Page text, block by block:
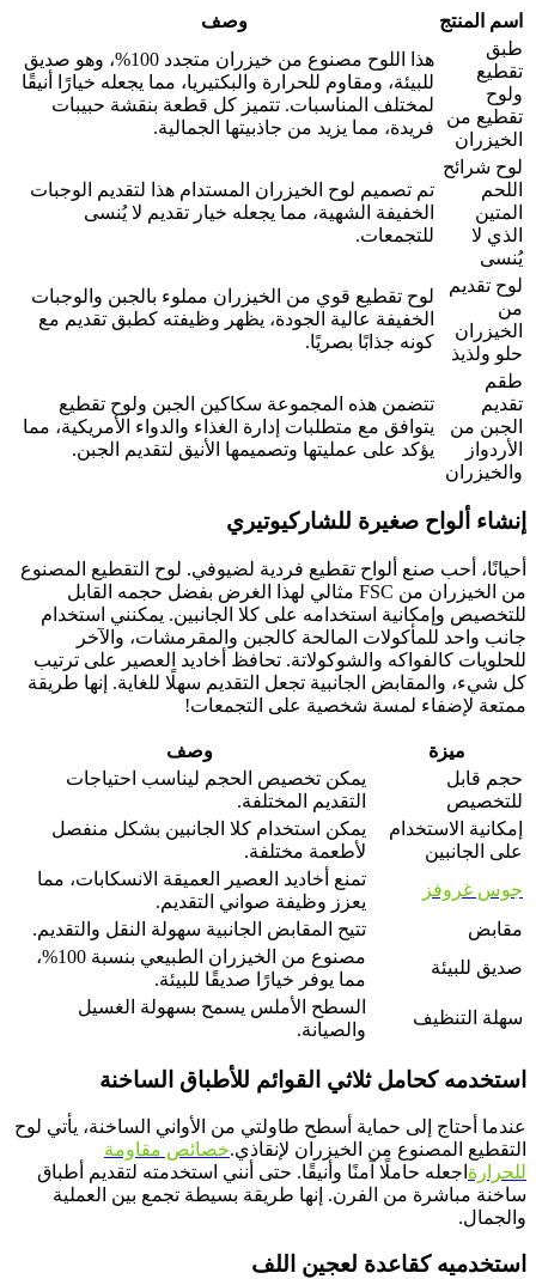
اسم المنتج
وصف
طبق
تقطيع
ولوح
تقطيع من
الخيزران
هذا اللوح مصنوع من خيزران متجدد 100%، وهو صديق
للبيئة، ومقاوم للحرارة والبكتيريا، مما يجعله خيارًا أنيقًا
لمختلف المناسبات. تتميز كل قطعة بنقشة حبيبات
فريدة، مما يزيد من جاذبيتها الجمالية.
لوح شرائح
اللحم
المتين
الذي لا
يُنسى
تم تصميم لوح الخيزران المستدام هذا لتقديم الوجبات
الخفيفة الشهية، مما يجعله خيار تقديم لا يُنسى
للتجمعات.
لوح تقديم
من
الخيزران
حلو ولذيذ
لوح تقطيع قوي من الخيزران مملوء بالجبن والوجبات
الخفيفة عالية الجودة، يظهر وظيفته كطبق تقديم مع
كونه جذابًا بصريًا.
طقم
تقديم
الجبن من
الأردواز
والخيزران
تتضمن هذه المجموعة سكاكين الجبن ولوح تقطيع
يتوافق مع متطلبات إدارة الغذاء والدواء الأمريكية، مما
يؤكد على عمليتها وتصميمها الأنيق لتقديم الجبن.
إنشاء ألواح صغيرة للشاركيوتيري
أحيانًا، أحب صنع ألواح تقطيع فردية لضيوفي. لوح التقطيع المصنوع
من الخيزران من FSC مثالي لهذا الغرض بفضل حجمه القابل
للتخصيص وإمكانية استخدامه على كلا الجانبين. يمكنني استخدام
جانب واحد للمأكولات المالحة كالجبن والمقرمشات، والآخر
للحلويات كالفواكه والشوكولاتة. تحافظ أخاديد العصير على ترتيب
كل شيء، والمقابض الجانبية تجعل التقديم سهلًا للغاية. إنها طريقة
ممتعة لإضفاء لمسة شخصية على التجمعات!
ميزة
وصف
حجم قابل
للتخصيص
يمكن تخصيص الحجم ليناسب احتياجات
التقديم المختلفة.
إمكانية الاستخدام
على الجانبين
يمكن استخدام كلا الجانبين بشكل منفصل
لأطعمة مختلفة.
جوس غروفز
تمنع أخاديد العصير العميقة الانسكابات، مما
يعزز وظيفة صواني التقديم.
مقابض
تتيح المقابض الجانبية سهولة النقل والتقديم.
صديق للبيئة
مصنوع من الخيزران الطبيعي بنسبة 100%،
مما يوفر خيارًا صديقًا للبيئة.
سهلة التنظيف
السطح الأملس يسمح بسهولة الغسيل
والصيانة.
استخدمه كحامل ثلاثي القوائم للأطباق الساخنة
عندما أحتاج إلى حماية أسطح طاولتي من الأواني الساخنة، يأتي لوح
التقطيع المصنوع من الخيزران لإنقاذي.خصائص مقاومة
للحرارة اجعله حاملًا آمنًا وأنيقًا. حتى أنني استخدمته لتقديم أطباق
ساخنة مباشرة من الفرن. إنها طريقة بسيطة تجمع بين العملية
والجمال.
استخدميه كقاعدة لعجين اللف